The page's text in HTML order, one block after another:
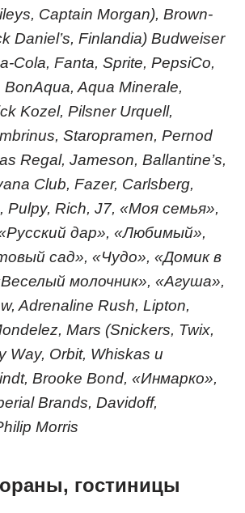
Captain Morgan), Brown-
Daniel’s, Finlandia) Budweiser
Cola, Fanta, Sprite, PepsiCo,
Aqua Minerale,
Kozel, Pilsner Urquell,
Staropramen, Pernod
Regal, Jameson, Ballantine’s,
Club, Fazer, Carlsberg,
Pulpy, Rich, J7, «Моя семья»,
дар», «Любимый»,
сад», «Чудо», «Домик в
молочник», «Агуша»,
Adrenaline Rush, Lipton,
Mars (Snickers, Twix,
Way, Orbit, Whiskas и
Brooke Bond, «Инмарко»,
Brands, Davidoff,
Morris
гостиницы